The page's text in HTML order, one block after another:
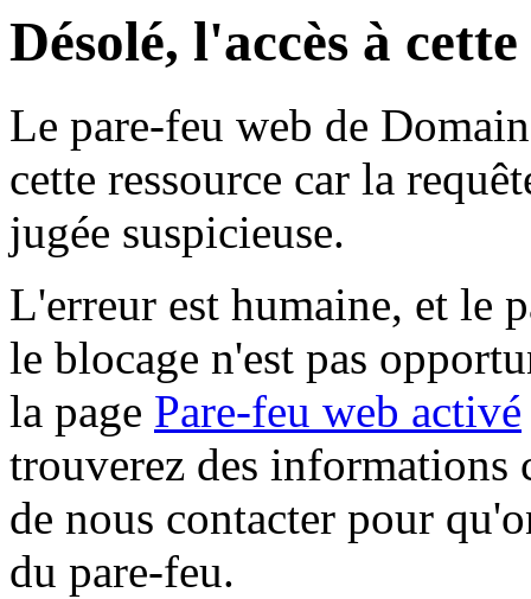
Désolé, l'accès à
Le pare-feu web de
cette ressource car la
jugée suspicieuse.
L'erreur est humaine, et le
le blocage n'est pas
la page Pare-feu web activé
trouverez des informations
de nous contacter pour
du pare-feu.